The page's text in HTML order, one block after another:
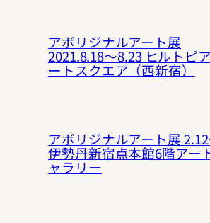
アボリジナルアート展
2021.8.18〜8.23 ヒルトピ
ートスクエア（西新宿）
アボリジナルアート展
伊勢丹新宿点本館6階アー
ャラリー